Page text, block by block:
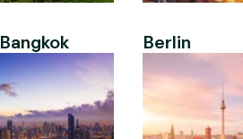
Bangkok Berlin